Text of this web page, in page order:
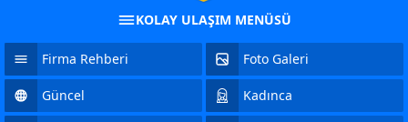
KOLAY ULAŞIM MENÜSÜ
Firma Rehberi Foto Galeri
Güncel Kadınca